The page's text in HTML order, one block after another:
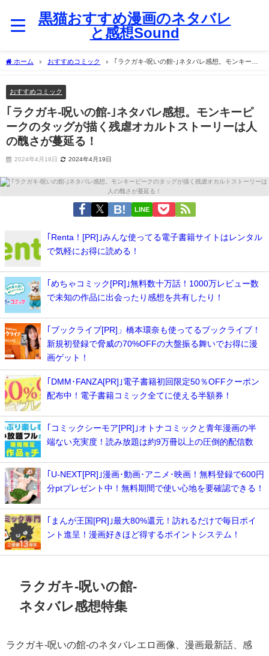
黒猫おすすめ漫画のネタバレ
と感想Sound
ホーム おすすめコミック
｢ラクガキ‐呪いの館‐｣ネタバレ感想。モンキーピ
おすすめコミック
｢ラクガキ‐呪いの館‐｣ネタバレ感想。モンキーピ
ークのタッグが描く残虐オカルトストーリーは人
の醜さが蔓延る！
2024年4月18日 2024年4月19日
LINE
｢Renta！[PR]｣みんな使ってる電子書籍サイトはレンタル
で気軽にお得に読める！
｢めちゃコミック[PR]｣無料数十万話！1000万レビュー数
で未知の作品に出会ったり感想を共有したり！
｢ブックライブ[PR]」橋本環奈も使ってるブックライブ！
新規初登録で脅威の70%OFFの大盤振る舞いでお得に漫
画ゲット！
｢DMM･FANZA[PR]｣電子書籍初回限定50％OFFクーポン
配布中！電子書籍コミック全てに使える半額券！
｢コミックシーモア[PR]｣オトナコミックと青年漫画の半
端ない充実度！読み放題は約9万冊以上の圧倒的配信数
｢U-NEXT[PR]｣漫画･動画･アニメ･映画！無料登録で600円
分ptプレゼント中！無料期間で使い心地を要確認できる！
｢まんが王国[PR]｣最大80%還元！訪れるだけで毎日ポイ
ント進呈！漫画好きほど得するポイントシステム！
ラクガキ-呪いの館-
ネタバレ感想特集
ラクガキ-呪いの館-のネタバレエロ画像、漫画最新話、感